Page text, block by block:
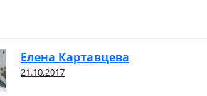
Елена Картавцева
21.10.2017